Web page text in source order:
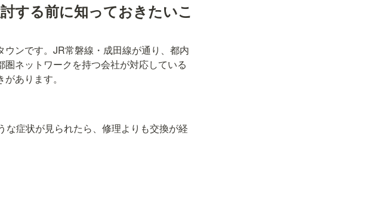
する前に知っておきたいこ
ンです。JR常磐線・成田線が通り、都内
ネットワークを持つ会社が対応している
あります。
な症状が見られたら、修理よりも交換が経